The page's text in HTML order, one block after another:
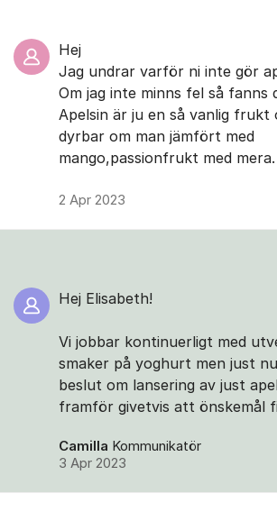
Hej
Jag undrar varför ni inte gör
Om jag inte minns fel så fanns
Apelsin är ju en så vanlig
dyrbar om man jämfört med
mango,passionfrukt med mera.
2 Apr 2023
Hej Elisabeth!
Vi jobbar kontinuerligt med
smaker på yoghurt men just
beslut om lansering av just
framför givetvis att önskemål
Camilla Kommunikatör
3 Apr 2023